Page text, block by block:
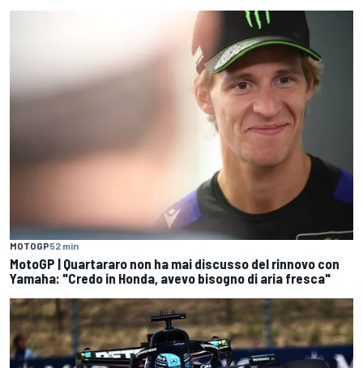
MOTOGP52 min
MotoGP | Quartararo non ha mai discusso del rinnovo con
Yamaha: "Credo in Honda, avevo bisogno di aria fresca"